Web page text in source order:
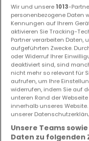
Haus
Bereldange
1.797.315 €
4 145,82 m²
Wir und unsere 1013-
personenbezogene Daten
Kennungen auf Ihrem
aktivieren Sie Tracking-
Partner verarbeiten Daten,
aufgeführten Zwecke.
oder Widerruf Ihrer
deaktiviert sind, sind
nicht mehr so relevant für
aufrufen, um Ihre
widerrufen, indem Sie auf
unteren Rand der
innerhalb unseres
unserer
Unsere Teams
Daten zu folgenden